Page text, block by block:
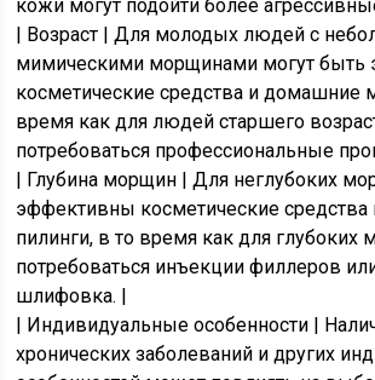
кожи могут подойти более
| Возраст | Для молодых людей с
мимическими морщинами могут быть
косметические средства и домашние
время как для людей старшего
потребоваться профессиональные
| Глубина морщин | Для неглубоких
эффективны косметические средства
пилинги, в то время как для глубоких
потребоваться инъекции филлеров
шлифовка. |
| Индивидуальные особенности |
хронических заболеваний и других